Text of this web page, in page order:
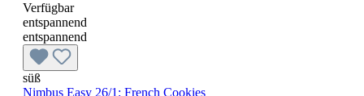
Verfügbar
entspannend
entspannend
süß
Nimbus Easy 26/1: French Cookies